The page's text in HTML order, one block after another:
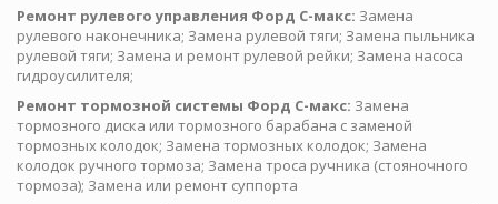
Ремонт рулевого управления Форд С-макс: Замена
рулевого наконечника; Замена рулевой тяги; Замена пыльника
рулевой тяги; Замена и ремонт рулевой рейки; Замена насоса
гидроусилителя;
Ремонт тормозной системы Форд С-макс: Замена
тормозного диска или тормозного барабана с заменой
тормозных колодок; Замена тормозных колодок; Замена
колодок ручного тормоза; Замена троса ручника (стояночного
тормоза); Замена или ремонт суппорта